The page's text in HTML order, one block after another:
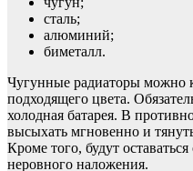
сталь;
алюминий;
биметалл.
Чугунные радиаторы можно
подходящего цвета.
холодная батарея. В
высыхать мгновенно и
Кроме того, будут
неровного наложения.